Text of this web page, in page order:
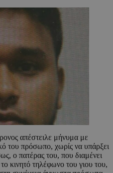
απέστειλε μήνυμα με
του πρόσωπο, χωρίς να υπάρξει
ο πατέρας του, που διαμένει
κινητό τηλέφωνο του γιου του,